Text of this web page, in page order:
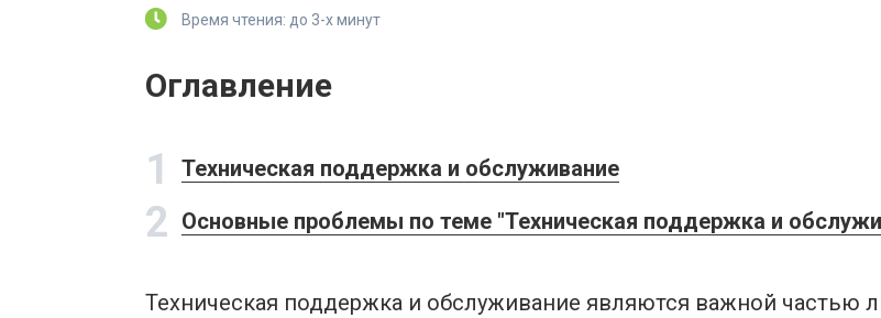
Время чтения: до 3-х минут
Оглавление
1 Техническая поддержка и обслуживание
2 Основные проблемы по теме "Техническая поддержка и
Техническая поддержка и обслуживание являются важной частью